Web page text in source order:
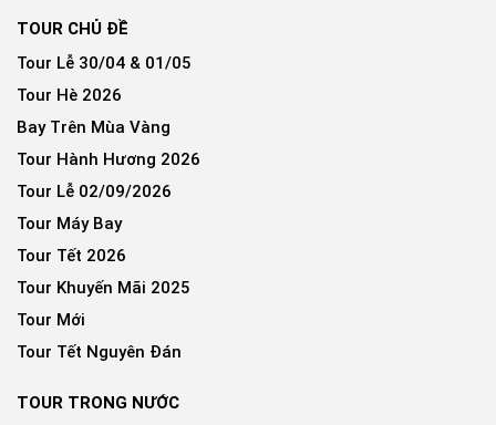
TOUR CHỦ ĐỀ
Tour Lễ 30/04 & 01/05
Tour Hè 2026
Bay Trên Mùa Vàng
Tour Hành Hương 2026
Tour Lễ 02/09/2026
Tour Máy Bay
Tour Tết 2026
Tour Khuyến Mãi 2025
Tour Mới
Tour Tết Nguyên Đán
TOUR TRONG NƯỚC